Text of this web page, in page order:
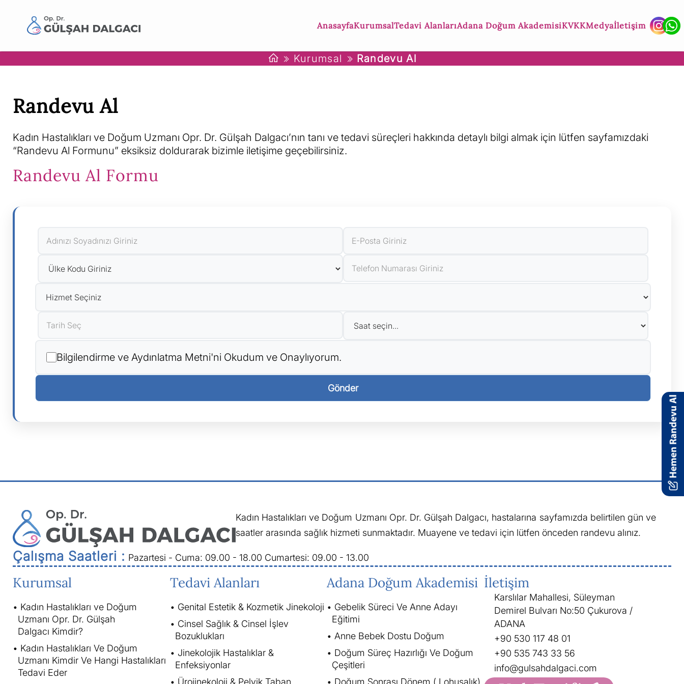
AnasayfaKurumsalTedavi AlanlarıAdana Doğum AkademisiKVKKMedyaİletişim
Kurumsal Randevu Al
Randevu Al
Kadın Hastalıkları ve Doğum Uzmanı Opr. Dr. Gülşah Dalgacı’nın tanı ve tedavi süreçleri hakkında detaylı bilgi almak için lütfen sayfamızdaki
“Randevu Al Formunu” eksiksiz doldurarak bizimle iletişime geçebilirsiniz.
Randevu Al Formu
Bilgilendirme ve Aydınlatma Metni'ni Okudum ve Onaylıyorum.
Kadın Hastalıkları ve Doğum Uzmanı Opr. Dr. Gülşah Dalgacı, hastalarına sayfamızda belirtilen gün ve
saatler arasında sağlık hizmeti sunmaktadır. Muayene ve tedavi için lütfen önceden randevu alınız.
Çalışma Saatleri : Pazartesi - Cuma: 09.00 - 18.00 Cumartesi: 09.00 - 13.00
Kurumsal
Kadın Hastalıkları ve Doğum
Uzmanı Opr. Dr. Gülşah
Dalgacı Kimdir?
Kadın Hastalıkları Ve Doğum
Uzmanı Kimdir Ve Hangi Hastalıkları
Tedavi Eder
Tedavi Alanları
Genital Estetik & Kozmetik Jinekoloji
Cinsel Sağlık & Cinsel İşlev
Bozuklukları
Jinekolojik Hastalıklar &
Enfeksiyonlar
Ürojinekoloji & Pelvik Taban
Adana Doğum Akademisi
Gebelik Süreci Ve Anne Adayı
Eğitimi
Anne Bebek Dostu Doğum
Doğum Süreç Hazırlığı Ve Doğum
Çeşitleri
Doğum Sonrası Dönem ( Lohusalık)
İletişim
Karslılar Mahallesi, Süleyman
Demirel Bulvarı No:50 Çukurova /
ADANA
+90 530 117 48 01
+90 535 743 33 56
info@gulsahdalgaci.com